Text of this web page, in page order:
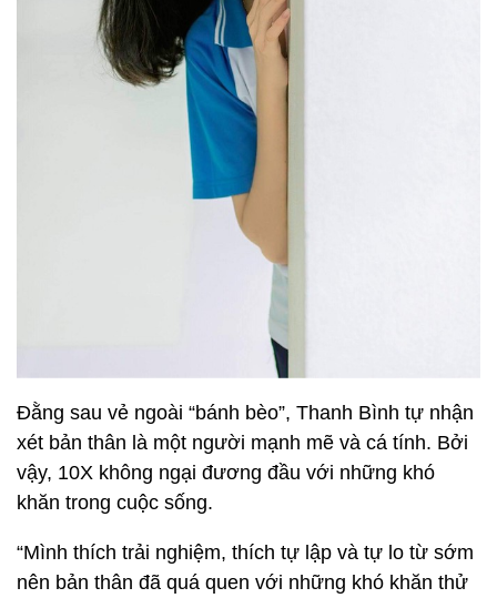
Đằng sau vẻ ngoài “bánh bèo”, Thanh Bình tự nhận
xét bản thân là một người mạnh mẽ và cá tính. Bởi
vậy, 10X không ngại đương đầu với những khó
khăn trong cuộc sống.
“Mình thích trải nghiệm, thích tự lập và tự lo từ sớm
nên bản thân đã quá quen với những khó khăn thử